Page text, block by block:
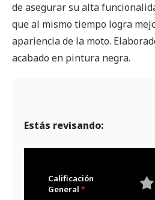
de asegurar su alta
que al mismo tiempo logra
apariencia de la moto.
acabado en pintura negra.
Estás revisando:
Calificación
General